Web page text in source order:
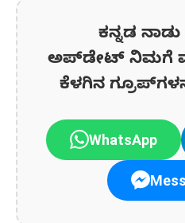
ಕನ್ನಡ ನಾಡು
ಅಪ್‌ಡೇಟ್‌ ನಿಮಗೆ
ಕೆಳಗಿನ
WhatsApp